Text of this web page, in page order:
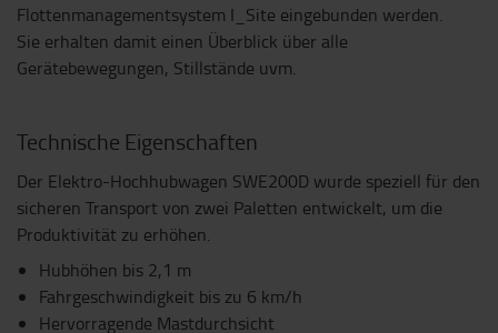
Flottenmanagementsystem I_Site eingebunden werden.
Sie erhalten damit einen Überblick über alle
Gerätebewegungen, Stillstände uvm.
Technische Eigenschaften
Der Elektro-Hochhubwagen SWE200D wurde speziell für den
sicheren Transport von zwei Paletten entwickelt, um die
Produktivität zu erhöhen.
Hubhöhen bis 2,1 m
Fahrgeschwindigkeit bis zu 6 km/h
Hervorragende Mastdurchsicht